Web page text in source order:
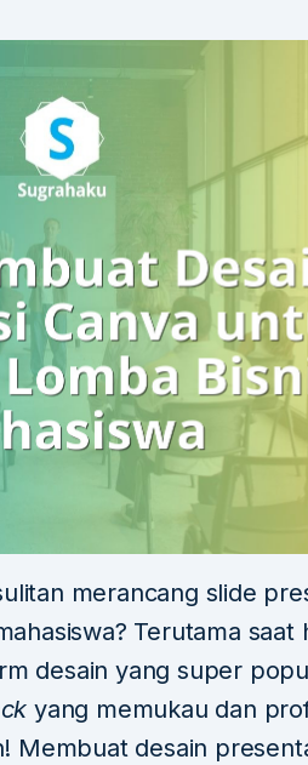
merancang slide
Terutama saat
desain yang super
yang memukau dan
Membuat desain